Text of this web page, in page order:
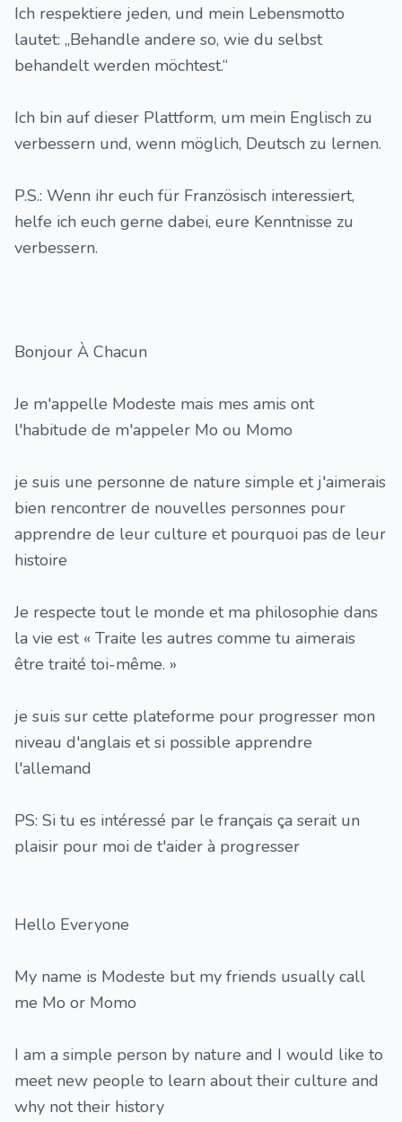
Ich respektiere jeden, und mein Lebensmotto
lautet: „Behandle andere so, wie du selbst
behandelt werden möchtest.“
Ich bin auf dieser Plattform, um mein Englisch zu
verbessern und, wenn möglich, Deutsch zu lernen.
P.S.: Wenn ihr euch für Französisch interessiert,
helfe ich euch gerne dabei, eure Kenntnisse zu
verbessern.
Bonjour À Chacun
Je m'appelle Modeste mais mes amis ont
l'habitude de m'appeler Mo ou Momo
je suis une personne de nature simple et j'aimerais
bien rencontrer de nouvelles personnes pour
apprendre de leur culture et pourquoi pas de leur
histoire
Je respecte tout le monde et ma philosophie dans
la vie est « Traite les autres comme tu aimerais
être traité toi-même. »
je suis sur cette plateforme pour progresser mon
niveau d'anglais et si possible apprendre
l'allemand
PS: Si tu es intéressé par le français ça serait un
plaisir pour moi de t'aider à progresser
Hello Everyone
My name is Modeste but my friends usually call
me Mo or Momo
I am a simple person by nature and I would like to
meet new people to learn about their culture and
why not their history